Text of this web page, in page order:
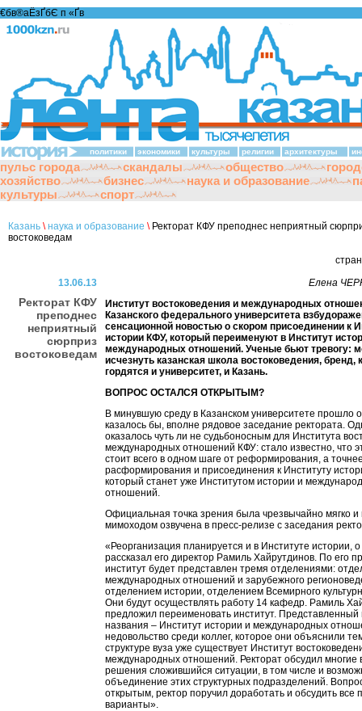
€бв®аЁзҐбЄ п «Ґ­в
политики экономики культуры религии архитектуры
пульс города скандалы общество
хозяйство
бизнес наука и образование
культуры
спорт
Казань \ наука и образование \Ректорат КФУ преподнес неприятный
востоковедам
13.06.13
Ректорат КФУ
преподнес
неприятный
сюрприз
востоковедам
Елена
Институт востоковедения и международных
Казанского федерального университета
сенсационной новостью о скором присоединении к
истории КФУ, который переименуют в Институт
международных отношений. Ученые бьют тревогу:
исчезнуть казанская школа востоковедения, бренд,
гордятся и университет, и Казань.
ВОПРОС ОСТАЛСЯ ОТКРЫТЫМ?
В минувшую среду в Казанском университете прошло
казалось бы, вполне рядовое заседание ректората.
оказалось чуть ли не судьбоносным для Института
международных отношений КФУ: стало известно, что
стоит всего в одном шаге от реформирования, а
расформирования и присоединения к Институту
который станет уже Институтом истории и
отношений.
Официальная точка зрения была чрезвычайно мягко и
мимоходом озвучена в пресс-релизе с заседания
«Реорганизация планируется и в Институте истории,
рассказал его директор Рамиль Хайрутдинов. По его
институт будет представлен тремя отделениями:
международных отношений и зарубежного
отделением истории, отделением Всемирного
Они будут осуществлять работу 14 кафедр. Рамиль
предложил переименовать институт. Представленный
названия – Институт истории и международных
недовольство среди коллег, которое они объяснили
структуре вуза уже существует Институт
международных отношений. Ректорат обсудил многие
решения сложившийся ситуации, в том числе и
объединение этих структурных подразделений.
открытым, ректор поручил доработать и обсудить
варианты».